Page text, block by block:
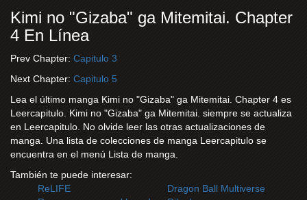
Kimi no "Gizaba" ga Mitemitai. Chapter
4 En Línea
Prev Chapter: Capitulo 3
Next Chapter: Capitulo 5
Lea el último manga Kimi no "Gizaba" ga Mitemitai. Chapter 4 es
Leercapitulo. Kimi no "Gizaba" ga Mitemitai. siempre se actualiza
en Leercapitulo. No olvide leer las otras actualizaciones de
manga. Una lista de colecciones de manga Leercapitulo se
encuentra en el menú Lista de manga.
También te puede interesar:
ReLIFE
Dragon Ball Multiverse